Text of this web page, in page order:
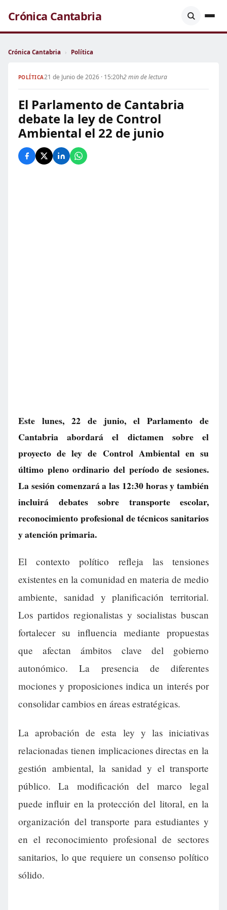
Crónica Cantabria
Crónica Cantabria › Política
POLÍTICA21 de Junio de 2026 · 15:20h2 min de lectura
El Parlamento de Cantabria
debate la ley de Control
Ambiental el 22 de junio
Este lunes, 22 de junio, el Parlamento de
Cantabria abordará el dictamen sobre el
proyecto de ley de Control Ambiental en su
último pleno ordinario del período de sesiones.
La sesión comenzará a las 12:30 horas y también
incluirá debates sobre transporte escolar,
reconocimiento profesional de técnicos sanitarios
y atención primaria.
El contexto político refleja las tensiones
existentes en la comunidad en materia de medio
ambiente, sanidad y planificación territorial.
Los partidos regionalistas y socialistas buscan
fortalecer su influencia mediante propuestas
que afectan ámbitos clave del gobierno
autonómico. La presencia de diferentes
mociones y proposiciones indica un interés por
consolidar cambios en áreas estratégicas.
La aprobación de esta ley y las iniciativas
relacionadas tienen implicaciones directas en la
gestión ambiental, la sanidad y el transporte
público. La modificación del marco legal
puede influir en la protección del litoral, en la
organización del transporte para estudiantes y
en el reconocimiento profesional de sectores
sanitarios, lo que requiere un consenso político
sólido.